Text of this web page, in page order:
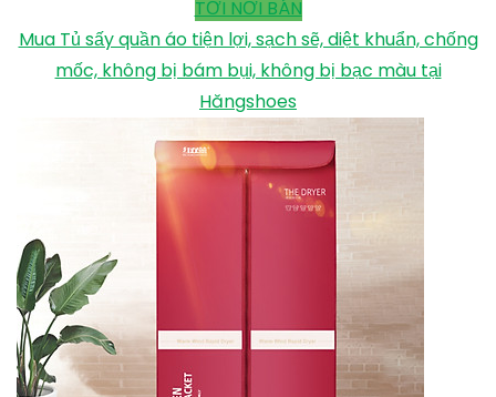
TỚI NƠI BÁN
Mua [HÀNG NHẬP KHẨU] TỦ SẤY QUẦN /ÁO CÓ ĐIỀU
KHIỂN TỪ XA CHẠY ÊM KHÔNG GÂY ỒN tại Minhlam
Store